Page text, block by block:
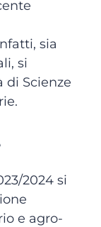
sia
si
di Scienze
2024 si
e agro-